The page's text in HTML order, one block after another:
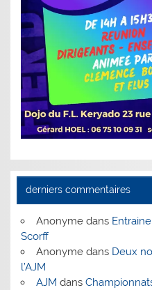
derniers commentaires
Anonymedans
Scorff
Anonymedans Deux
l’AJM
AJM dans